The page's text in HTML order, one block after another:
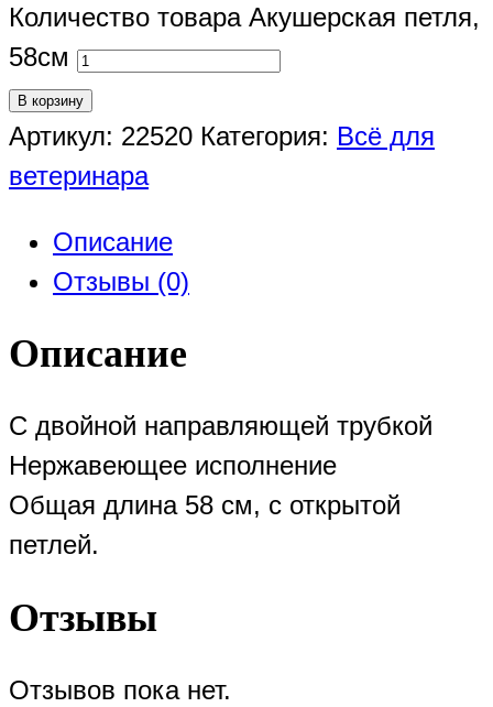
Количество товара Акушерская петля,
58см
В корзину
Артикул: 22520 Категория: Всё для
ветеринара
Описание
Отзывы (0)
Описание
С двойной направляющей трубкой
Нержавеющее исполнение
Общая длина 58 см, с открытой
петлей.
Отзывы
Отзывов пока нет.